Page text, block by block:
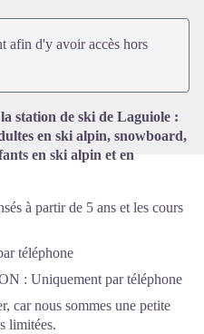
afin d'y avoir accès hors
station de ski de Laguiole :
en ski alpin, snowboard,
en ski alpin et en
à partir de 5 ans et les cours
téléphone
: Uniquement par téléphone
car nous sommes une petite
limitées.